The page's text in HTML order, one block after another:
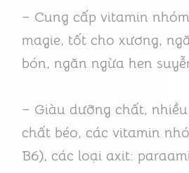
– Cung cấp vitamin
magie, tốt cho xương,
bón, ngăn ngừa hen
– Giàu dưỡng chất,
chất béo, các vitamin
B6), các loại axit: